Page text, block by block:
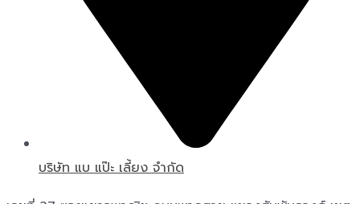
บริษัท แบ แป๊ะ เลี้ยง จำกัด